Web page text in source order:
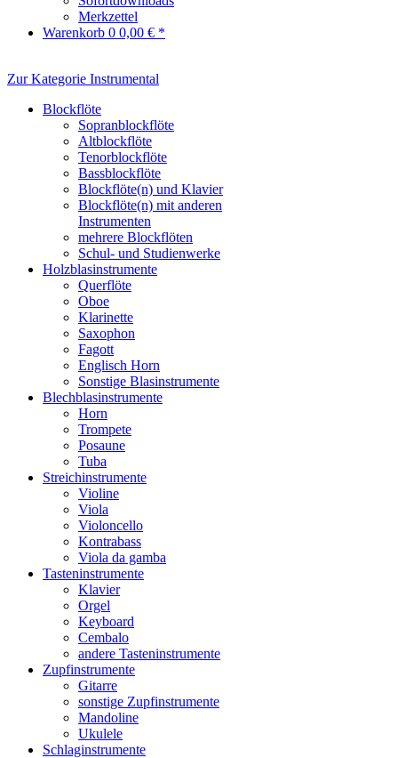
Merkzettel
Warenkorb 0 0,00 € *
Zur Kategorie Instrumental
Blockflöte
Sopranblockflöte
Altblockflöte
Tenorblockflöte
Bassblockflöte
Blockflöte(n) und Klavier
Blockflöte(n) mit anderen
Instrumenten
mehrere Blockflöten
Schul- und Studienwerke
Holzblasinstrumente
Querflöte
Oboe
Klarinette
Saxophon
Fagott
Englisch Horn
Sonstige Blasinstrumente
Blechblasinstrumente
Horn
Trompete
Posaune
Tuba
Streichinstrumente
Violine
Viola
Violoncello
Kontrabass
Viola da gamba
Tasteninstrumente
Klavier
Orgel
Keyboard
Cembalo
andere Tasteninstrumente
Zupfinstrumente
Gitarre
sonstige Zupfinstrumente
Mandoline
Ukulele
Schlaginstrumente